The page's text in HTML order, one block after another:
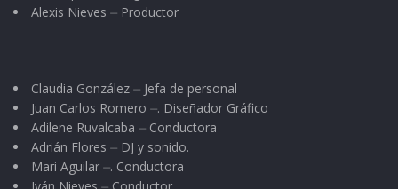
Alexis Nieves ⏤ Productor
Claudia González ⏤ Jefa de personal
Juan Carlos Romero ⏤. Diseñador Gráfico
Adilene Ruvalcaba ⏤ Conductora
Adrián Flores ⏤ DJ y sonido.
Mari Aguilar ⏤. Conductora